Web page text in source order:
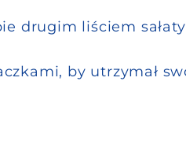
drugim liściem
by utrzymał